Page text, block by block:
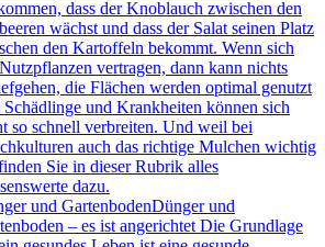
dass der Knoblauch zwischen den
wächst und dass der Salat seinen Platz
den Kartoffeln bekommt. Wenn sich
vertragen, dann kann nichts
die Flächen werden optimal genutzt
Schädlinge und Krankheiten können sich
so schnell verbreiten. Und weil bei
auch das richtige Mulchen wichtig
Sie in dieser Rubrik alles
dazu.
und GartenbodenDünger und
– es ist angerichtet Die Grundlage